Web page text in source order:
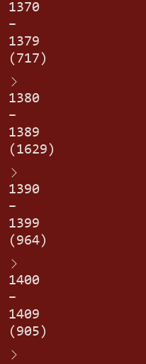
1370
–
1379
(717)
1380
–
1389
(1629)
1390
–
1399
(964)
1400
–
1409
(905)